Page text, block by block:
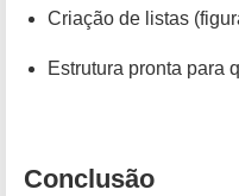
Criação de listas
Estrutura pronta para
Conclusão